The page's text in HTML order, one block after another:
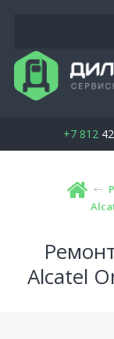
+7 812
Alcatel